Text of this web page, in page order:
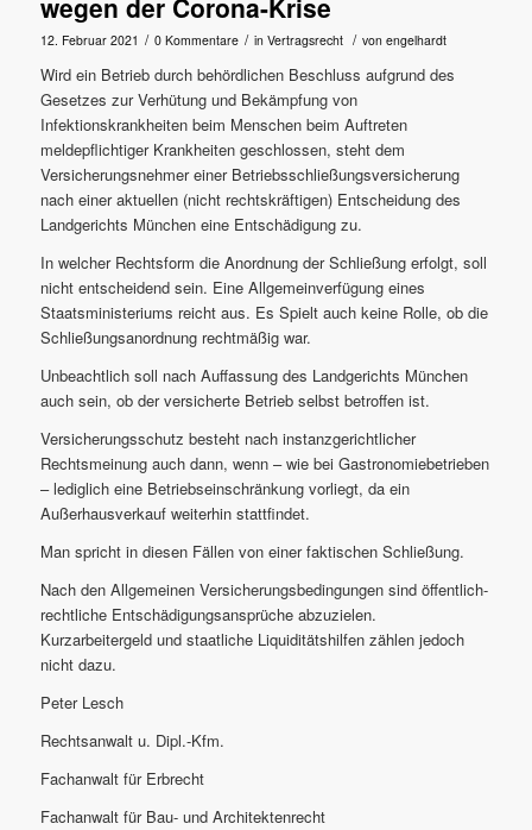
12. Februar 2021 / 0 Kommentare / in Vertragsrecht / von engelhardt
Wird ein Betrieb durch behördlichen Beschluss aufgrund des
Gesetzes zur Verhütung und Bekämpfung von
Infektionskrankheiten beim Menschen beim Auftreten
meldepflichtiger Krankheiten geschlossen, steht dem
Versicherungsnehmer einer Betriebsschließungsversicherung
nach einer aktuellen (nicht rechtskräftigen) Entscheidung des
Landgerichts München eine Entschädigung zu.
In welcher Rechtsform die Anordnung der Schließung erfolgt, soll
nicht entscheidend sein. Eine Allgemeinverfügung eines
Staatsministeriums reicht aus. Es Spielt auch keine Rolle, ob die
Schließungsanordnung rechtmäßig war.
Unbeachtlich soll nach Auffassung des Landgerichts München
auch sein, ob der versicherte Betrieb selbst betroffen ist.
Versicherungsschutz besteht nach instanzgerichtlicher
Rechtsmeinung auch dann, wenn – wie bei Gastronomiebetrieben
– lediglich eine Betriebseinschränkung vorliegt, da ein
Außerhausverkauf weiterhin stattfindet.
Man spricht in diesen Fällen von einer faktischen Schließung.
Nach den Allgemeinen Versicherungsbedingungen sind öffentlich-
rechtliche Entschädigungsansprüche abzuzielen.
Kurzarbeitergeld und staatliche Liquiditätshilfen zählen jedoch
nicht dazu.
Peter Lesch
Rechtsanwalt u. Dipl.-Kfm.
Fachanwalt für Erbrecht
Fachanwalt für Bau- und Architektenrecht